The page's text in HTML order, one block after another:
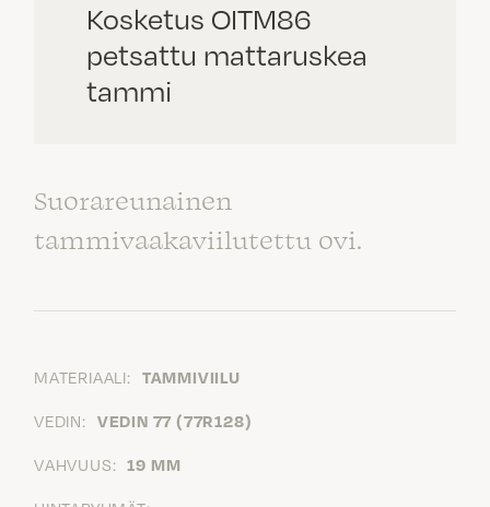
Kosketus OITM86
petsattu mattaruskea
tammi
Suorareunainen
tammivaakaviilutettu ovi.
MATERIAALI: TAMMIVIILU
VEDIN: VEDIN 77 (77R128)
VAHVUUS: 19 MM